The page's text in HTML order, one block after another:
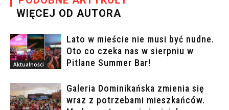
WIĘCEJ OD AUTORA
Aktualności
Lato w mieście nie musi być nudne.
Oto co czeka nas w sierpniu w
Pitlane Summer Bar!
Galeria Dominikańska zmienia się
wraz z potrzebami mieszkańców.